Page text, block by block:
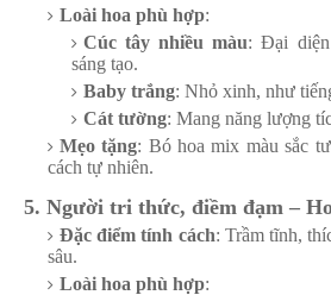
Loài hoa phù hợp:
Cúc tây nhiều màu: Đại diện
sáng tạo.
Baby trắng: Nhỏ xinh, như
Cát tường: Mang năng lượng
Mẹo tặng: Bó hoa mix màu sắc
cách tự nhiên.
5. Người tri thức, điềm đạm –
Đặc điểm tính cách: Trầm tĩnh,
sâu.
Loài hoa phù hợp: